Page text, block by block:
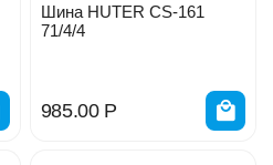
Шина HUTER CS-161
71/4/4
985.00 Р